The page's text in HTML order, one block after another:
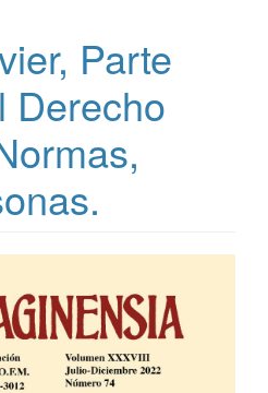
Parte
Derecho